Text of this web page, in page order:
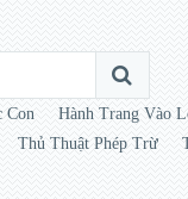
Con Hành Trang Vào
Thủ Thuật Phép Trừ